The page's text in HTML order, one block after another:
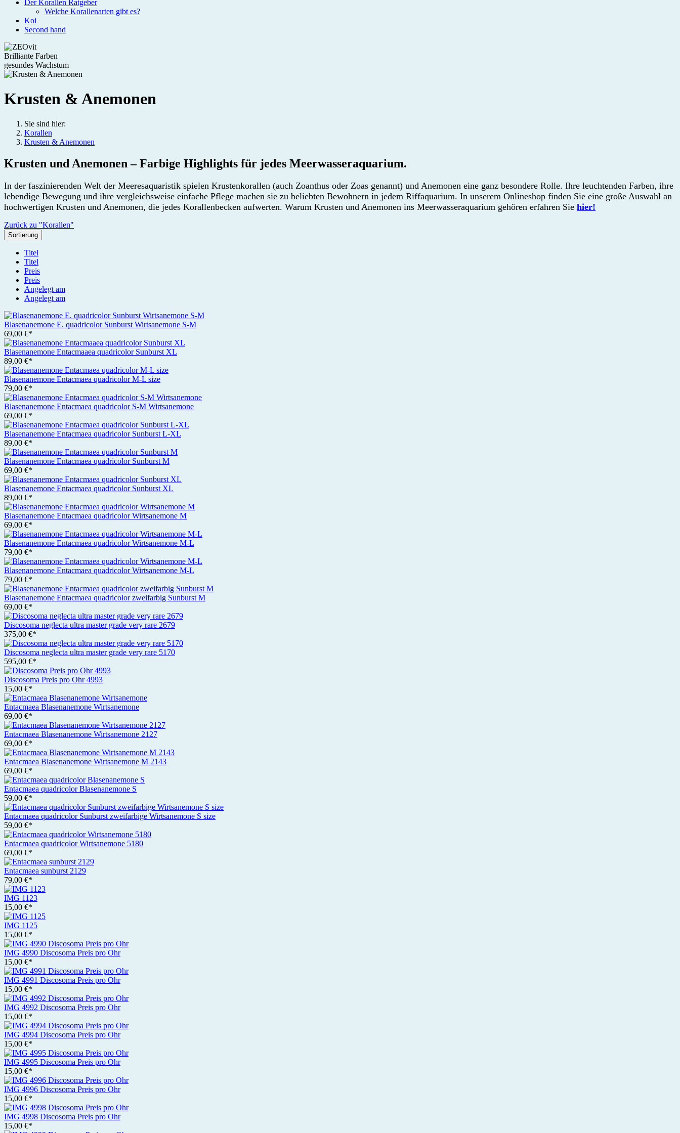
Der Korallen Ratgeber
Welche Korallenarten gibt es?
Koi
Second hand
Brilliante Farben
gesundes Wachstum
Krusten & Anemonen
Sie sind hier:
Korallen
Krusten & Anemonen
Krusten und Anemonen – Farbige Highlights für jedes Meerwasseraquarium.
In der faszinierenden Welt der Meeresaquaristik spielen Krustenkorallen (auch Zoanthus oder Zoas genannt) und Anemonen eine ganz besondere Rolle. Ihre leuchtenden Farben, ihre
lebendige Bewegung und ihre vergleichsweise einfache Pflege machen sie zu beliebten Bewohnern in jedem Riffaquarium. In unserem Onlineshop finden Sie eine große Auswahl an
hochwertigen Krusten und Anemonen, die jedes Korallenbecken aufwerten. Warum Krusten und Anemonen ins Meerwasseraquarium gehören erfahren Sie hier!
Zurück zu "Korallen"
Sortierung
Titel
Titel
Preis
Preis
Angelegt am
Angelegt am
Blasenanemone E. quadricolor Sunburst Wirtsanemone S-M
69,00 €*
Blasenanemone Entacmaaea quadricolor Sunburst XL
89,00 €*
Blasenanemone Entacmaea quadricolor M-L size
79,00 €*
Blasenanemone Entacmaea quadricolor S-M Wirtsanemone
69,00 €*
Blasenanemone Entacmaea quadricolor Sunburst L-XL
89,00 €*
Blasenanemone Entacmaea quadricolor Sunburst M
69,00 €*
Blasenanemone Entacmaea quadricolor Sunburst XL
89,00 €*
Blasenanemone Entacmaea quadricolor Wirtsanemone M
69,00 €*
Blasenanemone Entacmaea quadricolor Wirtsanemone M-L
79,00 €*
Blasenanemone Entacmaea quadricolor Wirtsanemone M-L
79,00 €*
Blasenanemone Entacmaea quadricolor zweifarbig Sunburst M
69,00 €*
Discosoma neglecta ultra master grade very rare 2679
375,00 €*
Discosoma neglecta ultra master grade very rare 5170
595,00 €*
Discosoma Preis pro Ohr 4993
15,00 €*
Entacmaea Blasenanemone Wirtsanemone
69,00 €*
Entacmaea Blasenanemone Wirtsanemone 2127
69,00 €*
Entacmaea Blasenanemone Wirtsanemone M 2143
69,00 €*
Entacmaea quadricolor Blasenanemone S
59,00 €*
Entacmaea quadricolor Sunburst zweifarbige Wirtsanemone S size
59,00 €*
Entacmaea quadricolor Wirtsanemone 5180
69,00 €*
Entacmaea sunburst 2129
79,00 €*
IMG 1123
15,00 €*
IMG 1125
15,00 €*
IMG 4990 Discosoma Preis pro Ohr
15,00 €*
IMG 4991 Discosoma Preis pro Ohr
15,00 €*
IMG 4992 Discosoma Preis pro Ohr
15,00 €*
IMG 4994 Discosoma Preis pro Ohr
15,00 €*
IMG 4995 Discosoma Preis pro Ohr
15,00 €*
IMG 4996 Discosoma Preis pro Ohr
15,00 €*
IMG 4998 Discosoma Preis pro Ohr
15,00 €*